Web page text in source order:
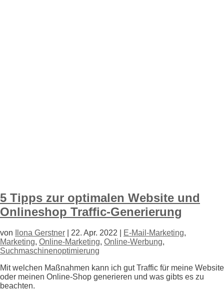
5 Tipps zur optimalen Website und
Onlineshop Traffic-Generierung
von Ilona Gerstner 22. Apr. 2022 E-Mail-Marketing,
Marketing, Online-Marketing, Online-Werbung,
Suchmaschinenoptimierung
Mit welchen Maßnahmen kann ich gut Traffic für meine Website
oder meinen Online-Shop generieren und was gibts es zu
beachten.